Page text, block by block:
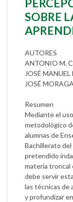
SOBRE
AUTORES
ANTONIO M.
JOSÉ
JOSÉ
Resumen
Mediante el
metodológico
alumnas de
Bachillerato del
pretendido
materia troncal
debe servir
las técnicas de
y profundizar